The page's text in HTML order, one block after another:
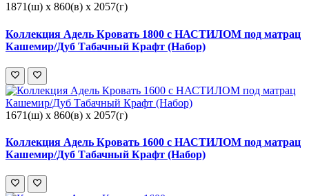
1871(ш) x 860(в) x 2057(г)
Коллекция Адель Кровать 1800 с НАСТИЛОМ под матрац
Кашемир/Дуб Табачный Крафт (Набор)
1671(ш) x 860(в) x 2057(г)
Коллекция Адель Кровать 1600 с НАСТИЛОМ под матрац
Кашемир/Дуб Табачный Крафт (Набор)